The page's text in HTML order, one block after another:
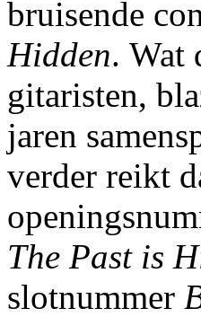
bruisende
Hidden. Wat
gitaristen,
jaren
verder reikt
The Past is
slotnummer